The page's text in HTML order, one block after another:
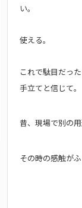
い。
使える。
これで駄目だっ
手立てと信じて。
昔、 現場で別の
その時の感触が